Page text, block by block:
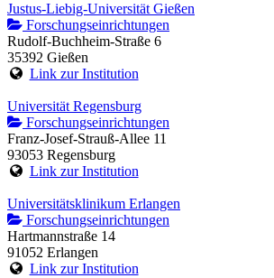
Justus-Liebig-Universität Gießen
Forschungseinrichtungen
Rudolf-Buchheim-Straße 6
35392 Gießen
Link zur Institution
Universität Regensburg
Forschungseinrichtungen
Franz-Josef-Strauß-Allee 11
93053 Regensburg
Link zur Institution
Universitätsklinikum Erlangen
Forschungseinrichtungen
Hartmannstraße 14
91052 Erlangen
Link zur Institution